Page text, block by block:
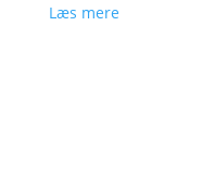
Læs mere